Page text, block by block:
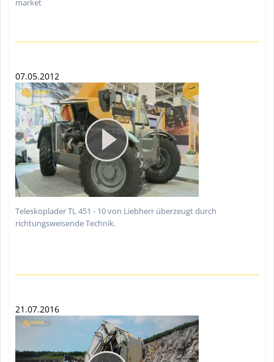
market
07.05.2012
Teleskoplader TL 451 - 10 von Liebherr überzeugt durch
richtungsweisende Technik.
21.07.2016